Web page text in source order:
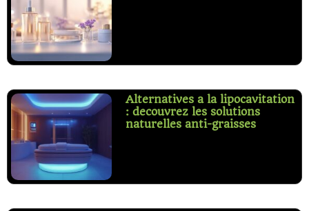
Alternatives a la lipocavitation
: decouvrez les solutions
naturelles anti-graisses